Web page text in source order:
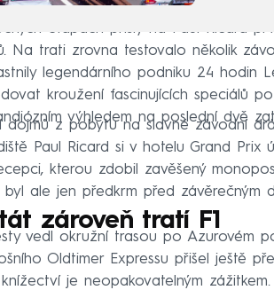
etapách přišly na Paul Ricard
Na trati zrovna testovalo několik
legendárního podniku 24 hodin
kroužení fascinujících speciálů
výhledem na poslední dvě
dojmů z pobytu na slavné závodní
Paul Ricard si v hotelu Grand Prix
kterou zdobil zavěšený
byl ale jen předkrm před závěrečným
zároveň tratí F1
vedl okružní trasou po Azurovém
Oldtimer Expressu přišel ještě
je neopakovatelným